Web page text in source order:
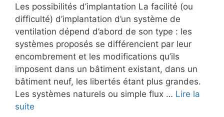
Les possibilités d’implantation La facilité (ou
difficulté) d’implantation d’un système de
ventilation dépend d’abord de son type : les
systèmes proposés se différencient par leur
encombrement et les modifications qu’ils
imposent dans un bâtiment existant, dans un
bâtiment neuf, les libertés étant plus grandes.
Les systèmes naturels ou simple flux … Lire la
suite